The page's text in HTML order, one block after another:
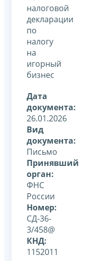
налоговой
декларации
по
налогу
на
игорный
бизнес
Дата
документа:
26.01.2026
Вид
документа:
Письмо
Принявший
орган:
ФНС
России
Номер:
СД-36-
3/458@
КНД:
1152011